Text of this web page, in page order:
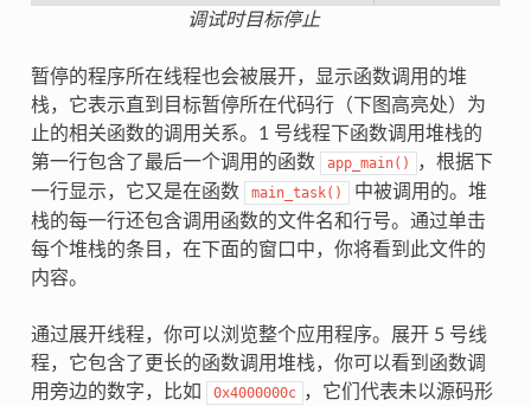
调试时目标停止
暂停的程序所在线程也会被展开，显示函数调用的堆
栈，它表示直到目标暂停所在代码行（下图高亮处）为
止的相关函数的调用关系。1 号线程下函数调用堆栈的
第一行包含了最后一个调用的函数
app_main()
，根据下
一行显示，它又是在函数
main_task()
中被调用的。堆
栈的每一行还包含调用函数的文件名和行号。通过单击
每个堆栈的条目，在下面的窗口中，你将看到此文件的
内容。
通过展开线程，你可以浏览整个应用程序。展开 5 号线
程，它包含了更长的函数调用堆栈，你可以看到函数调
用旁边的数字，比如
0x4000000c ，它们代表未以源码形